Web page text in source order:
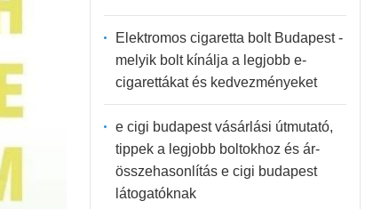
Elektromos cigaretta bolt Budapest -
melyik bolt kínálja a legjobb e-
cigarettákat és kedvezményeket
e cigi budapest vásárlási útmutató,
tippek a legjobb boltokhoz és ár-
összehasonlítás e cigi budapest
látogatóknak